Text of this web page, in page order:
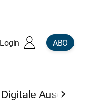
Login ABO
Digitale Ausgaben